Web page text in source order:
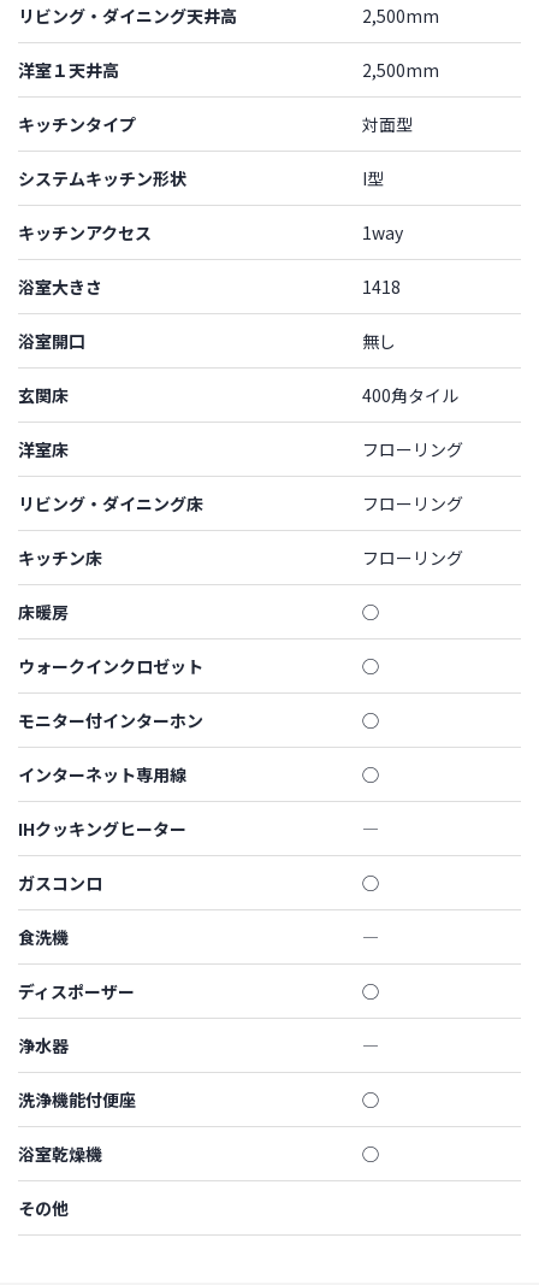
リビング・ダイニング天井高 2,500mm
洋室１天井高 2,500mm
キッチンタイプ 対面型
システムキッチン形状 I型
キッチンアクセス 1way
浴室大きさ 1418
浴室開口 無し
玄関床 400角タイル
洋室床 フローリング
リビング・ダイニング床 フローリング
キッチン床 フローリング
床暖房 ◯
ウォークインクロゼット ◯
モニター付インターホン ◯
インターネット専用線 ◯
IHクッキングヒーター ―
ガスコンロ ◯
食洗機 ―
ディスポーザー ◯
浄水器 ―
洗浄機能付便座 ◯
浴室乾燥機 ◯
その他